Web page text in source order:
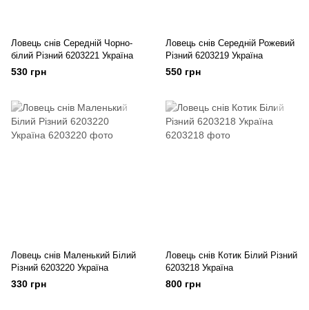
Ловець снів Середній Чорно-
білий Різний 6203221 Україна
530 грн
Ловець снів Середній Рожевий
Різний 6203219 Україна
550 грн
Ловець снів Маленький Білий
Різний 6203220 Україна
330 грн
Ловець снів Котик Білий Різний
6203218 Україна
800 грн